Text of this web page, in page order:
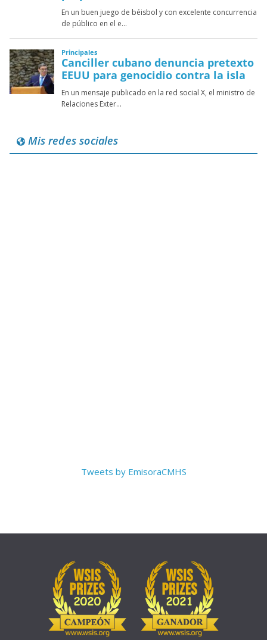
Mis redes sociales
Tweets by EmisoraCMHS